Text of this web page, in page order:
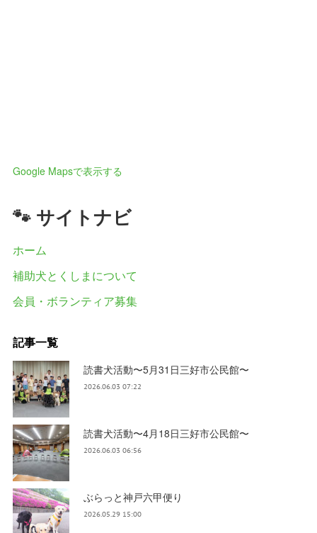
Google Mapsで表示する
🐾 サイトナビ
ホーム
補助犬とくしまについて
会員・ボランティア募集
記事一覧
読書犬活動〜5月31日三好市公民館〜
2026.06.03 07:22
読書犬活動〜4月18日三好市公民館〜
2026.06.03 06:56
ぶらっと神戸六甲便り
2026.05.29 15:00